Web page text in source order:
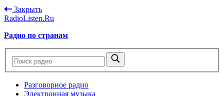
Закрыть
RadioListen.Ru
Радио по странам
Разговорное радио
Электронная музыка